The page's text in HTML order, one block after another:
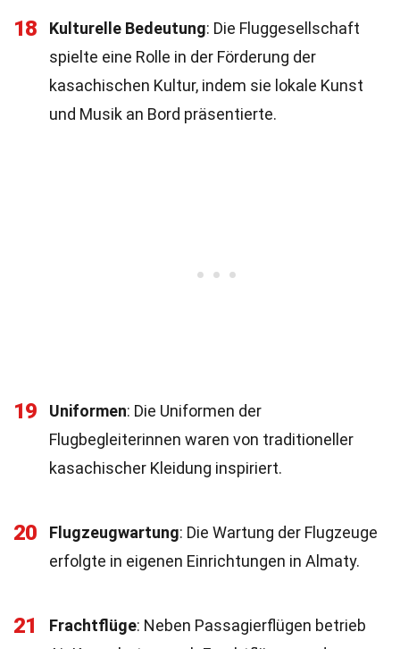
18 Kulturelle Bedeutung: Die Fluggesellschaft
spielte eine Rolle in der Förderung der
kasachischen Kultur, indem sie lokale Kunst
und Musik an Bord präsentierte.
19 Uniformen: Die Uniformen der
Flugbegleiterinnen waren von traditioneller
kasachischer Kleidung inspiriert.
20 Flugzeugwartung: Die Wartung der Flugzeuge
erfolgte in eigenen Einrichtungen in Almaty.
21 Frachtflüge: Neben Passagierflügen betrieb